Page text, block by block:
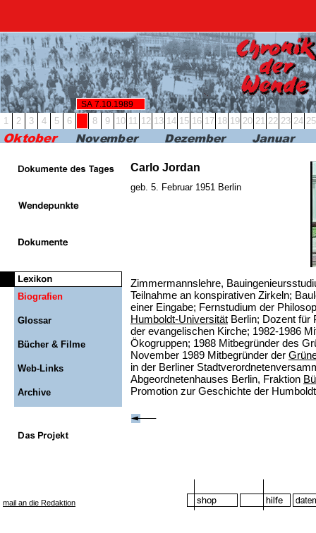
SA 7.10.1989
1 2 3 4 5 6 8 9 10 11 12 13 14 15 16 17 18 19 20 21 22 23 24 25
Biografien
Glossar
Bücher & Filme
Web-Links
Archive
Carlo Jordan
geb. 5. Februar 1951 Berlin
Zimmermannslehre,
Teilnahme an konspirativen Zirkeln;
einer Eingabe; Fernstudium der
Humboldt-Universität Berlin; Dozent für
der evangelischen Kirche; 1982-1986
Ökogruppen; 1988 Mitbegründer des
November 1989 Mitbegründer der
in der Berliner
Abgeordnetenhauses Berlin, Fraktion
Promotion zur Geschichte der
mail an die Redaktion